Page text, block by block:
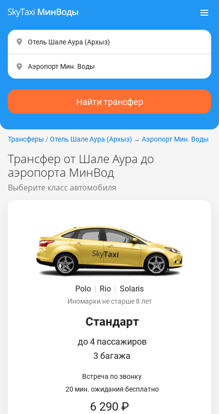
Найти трансфер
Трансферы / Отель Шале Аура (Apxыз) → Аэропорт Мин. Воды
Трансфер от Шале Аура до
аэропорта МинВод
Выберите класс автомобиля
Polo | Rio | Solaris
Иномарки не старше 8 лет
Стандарт
до 4 пассажиров
3 багажа
Встреча по звонку
20 мин. ожидания бесплатно
6 290 ₽